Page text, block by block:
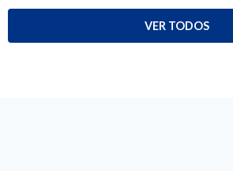
VER TODOS